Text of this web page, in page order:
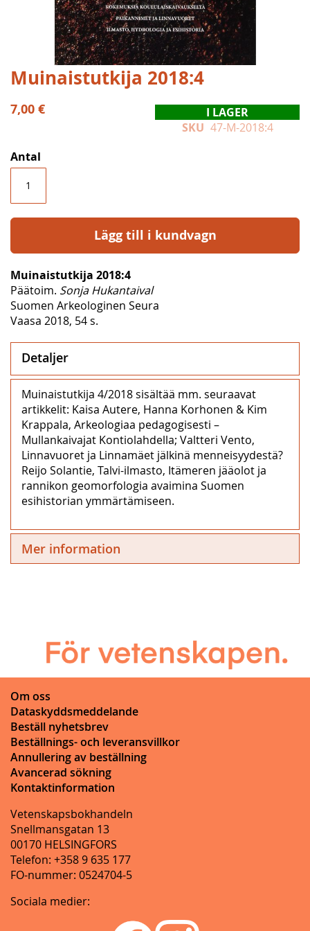
Hoppa
till
början
av
Muinaistutkija 2018:4
7,00 €
I LAGER
SKU 47-M-2018:4
Antal
Lägg till i kundvagn
Muinaistutkija 2018:4
Päätoim. Sonja Hukantaival
Suomen Arkeologinen Seura
Vaasa 2018, 54 s.
Detaljer
Muinaistutkija 4/2018 sisältää mm. seuraavat
artikkelit: Kaisa Autere, Hanna Korhonen & Kim
Krappala, Arkeologiaa pedagogisesti –
Mullankaivajat Kontiolahdella; Valtteri Vento,
Linnavuoret ja Linnamäet jälkinä menneisyydestä?
Reijo Solantie, Talvi-ilmasto, Itämeren jääolot ja
rannikon geomorfologia avaimina Suomen
esihistorian ymmärtämiseen.
Mer information
Om oss
Dataskyddsmeddelande
Beställ nyhetsbrev
Beställnings- och leveransvillkor
Annullering av beställning
Avancerad sökning
Kontaktinformation
Vetenskapsbokhandeln
Snellmansgatan 13
00170 HELSINGFORS
Telefon: +358 9 635 177
FO-nummer: 0524704-5
Sociala medier: